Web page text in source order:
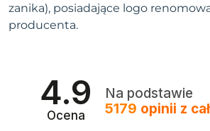
zanika), posiadające logo
producenta.
4.9
Ocena
Na podstawie
5179 opinii z